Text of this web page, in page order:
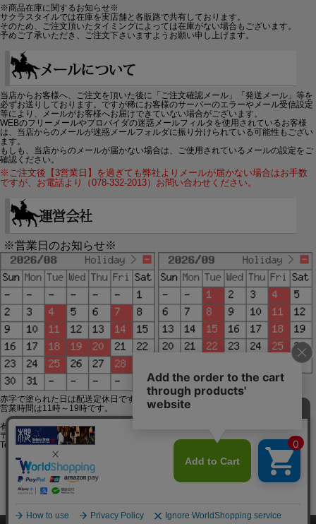
※商品在庫に関するお知らせ※
サクラスタイルでは在庫を実店舗と各販路で共有しております。
そのため、ご注文頂いたタイミングによっては在庫がない場合もございます。
予めご了承いただき、ご注文下さいますようお願い申し上げます。
当店からお客様へ、ご注文を頂いた後に「ご注文確認メール」「発送メール」等を
必ずお送りしております。ですが稀にお客様のサーバーのエラーやメール受信設定
等により、メールがお客様へお届けできていない場合がございます。
WEBのフリーメールやプロバイダの迷惑メールフィルタを使用されているお客様
は、当店からのメールが迷惑メールフォルダに振り分けられている可能性もござい
ます。
もしも、当店からのメールが届かない場合は、ご使用されているメールの設定をご
確認ください。
※ご注文後【3営業日】を過ぎても弊社よりメールが届かない場合はお手数
ですが、お電話より（078-332-2013）お問い合わせください。
※営業日のお知らせ※
赤字で塗られた日は配送定休日です。
営業時間は11時～19時です。
有限会社ジップジップ SakuraStyle通販事業部
〒650-0021 神戸市中央区三宮町3-9-19イトウビル1,4F
Tel:078-332-2013 FAX:078-333-6644
SSL/TLSとは?